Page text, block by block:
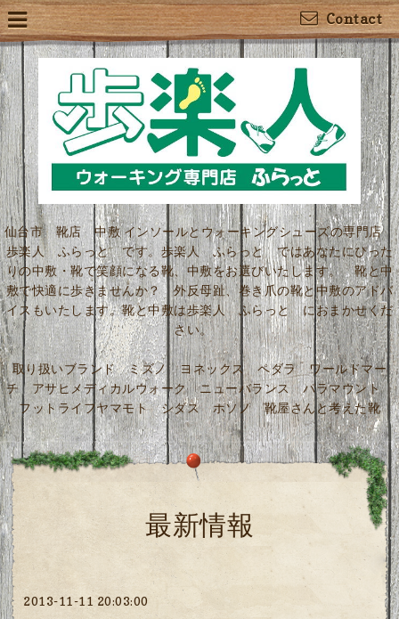
Contact
仙台市 靴店 中敷 インソールとウォーキングシューズの専門店
歩楽人 ふらっと です。歩楽人 ふらっと ではあなたにぴった
りの中敷・靴で笑顔になる靴、中敷をお選びいたします。 靴と中
敷で快適に歩きませんか？ 外反母趾、巻き爪の靴と中敷のアドバ
イスもいたします。靴と中敷は歩楽人 ふらっと におまかせくだ
さい。
取り扱いブランド ミズノ ヨネックス ペダラ ワールドマー
チ アサヒメディカルウォーク ニューバランス パラマウント
フットライフヤマモト シダス ホソノ 靴屋さんと考えた靴
最新情報
2013-11-11 20:03:00